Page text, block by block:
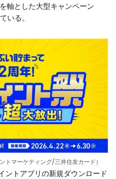
軸とした大型キャンペーン
いる。
トマーケティング/三井住友カード）
ントアプリの新規ダウンロード